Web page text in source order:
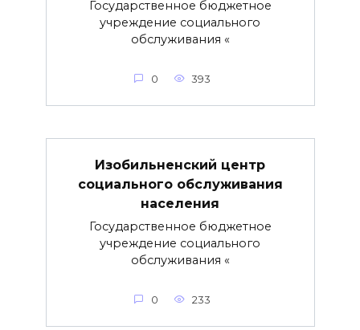
Государственное бюджетное
учреждение социального
обслуживания «
0 393
Изобильненский центр
социального обслуживания
населения
Государственное бюджетное
учреждение социального
обслуживания «
0 233